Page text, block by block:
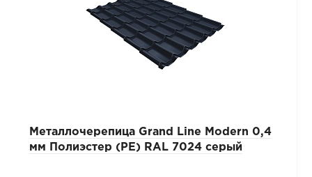
Металлочерепица Grand Line Modern 0,4
мм Полиэстер (PE) RAL 7024 серый